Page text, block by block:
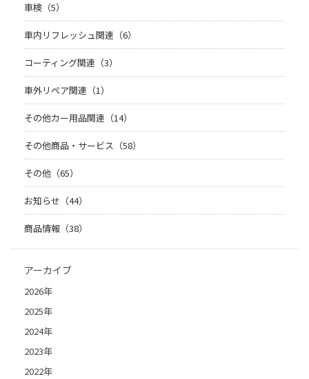
車検（5）
車内リフレッシュ関連（6）
コーティング関連（3）
車外リペア関連（1）
その他カー用品関連（14）
その他商品・サービス（58）
その他（65）
お知らせ（44）
商品情報（38）
アーカイブ
2026年
2025年
2024年
2023年
2022年